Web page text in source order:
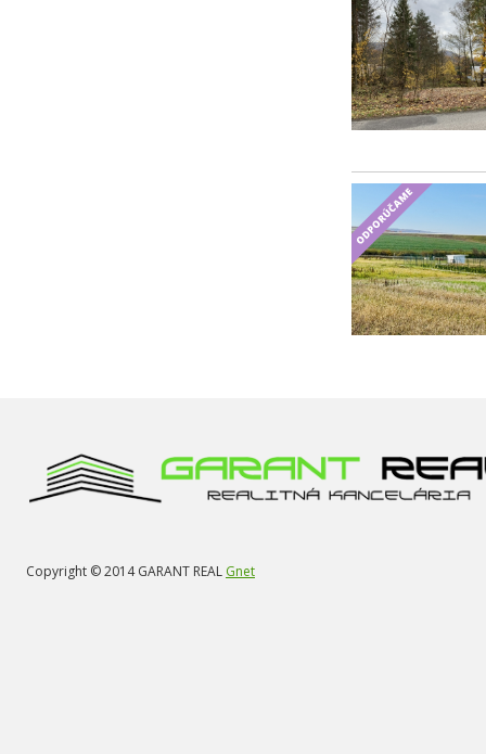
Copyright © 2014 GARANT REAL Gnet